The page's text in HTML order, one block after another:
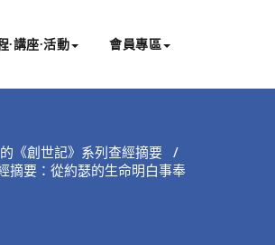
∙講座∙活動 會員專區
《創世記》系列查經摘要 /
要：從約瑟的生命明白事奉